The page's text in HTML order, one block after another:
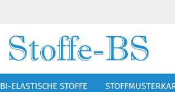
BI-ELASTISCHE STOFFE